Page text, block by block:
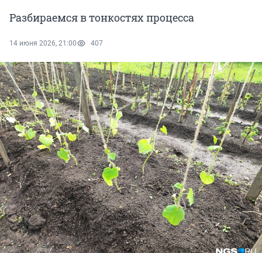
Разбираемся в тонкостях процесса
14 июня 2026, 21:00 407